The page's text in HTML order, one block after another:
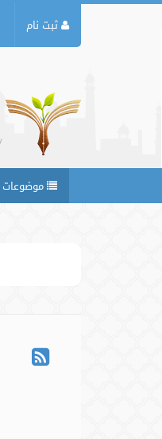
ثبت نام
موضوعات